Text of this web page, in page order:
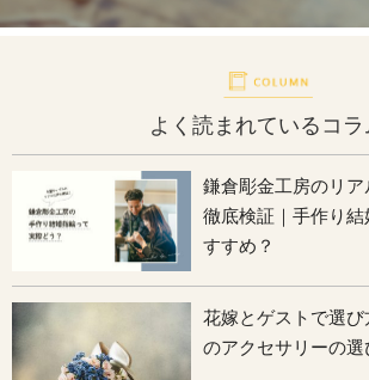
よく読まれているコラ
鎌倉彫金工房のリ
徹底検証｜手作り
すすめ？
花嫁とゲストで選
のアクセサリーの選